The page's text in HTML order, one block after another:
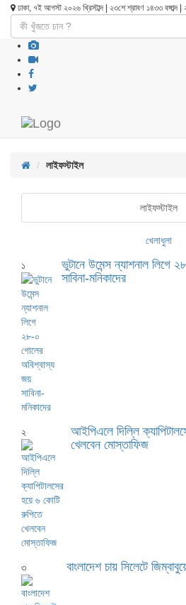
ঢাকা, ৭ই আগস্ট ২০২৬ খ্রিস্টাব্দ | ২৩শে শ্রাবণ ১৪৩৩ বঙ্গাব্দ
লাইফস্টাইল
লাইফস্টাইল
খেলাধুলা
১
ভুটানে উমেন্স ন্যাশনাল লিগে
সাবিনা-মনিকাদের
২
আইপিএলে দিল্লি
খেলবেন মোস্তাফিজ
৩ বাংলাদেশ চায় সিলেটে